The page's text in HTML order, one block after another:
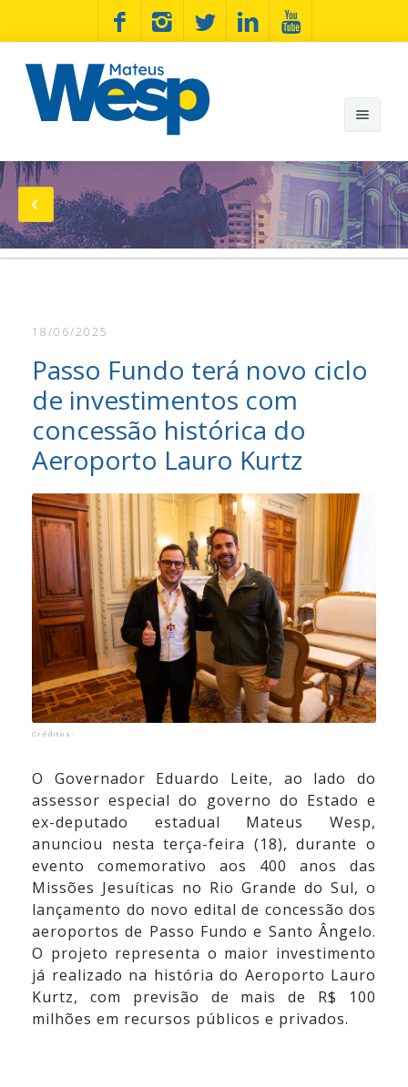
Mateus Wesp
Notícias
Artigos
Fotos
Vídeos
Contato
18/06/2025
Passo Fundo terá novo ciclo
de investimentos com
concessão histórica do
Aeroporto Lauro Kurtz
Créditos:
O Governador Eduardo Leite, ao lado do
assessor especial do governo do Estado e
ex-deputado estadual Mateus Wesp,
anunciou nesta terça-feira (18), durante o
evento comemorativo aos 400 anos das
Missões Jesuíticas no Rio Grande do Sul, o
lançamento do novo edital de concessão dos
aeroportos de Passo Fundo e Santo Ângelo.
O projeto representa o maior investimento
já realizado na história do Aeroporto Lauro
Kurtz, com previsão de mais de R$ 100
milhões em recursos públicos e privados.